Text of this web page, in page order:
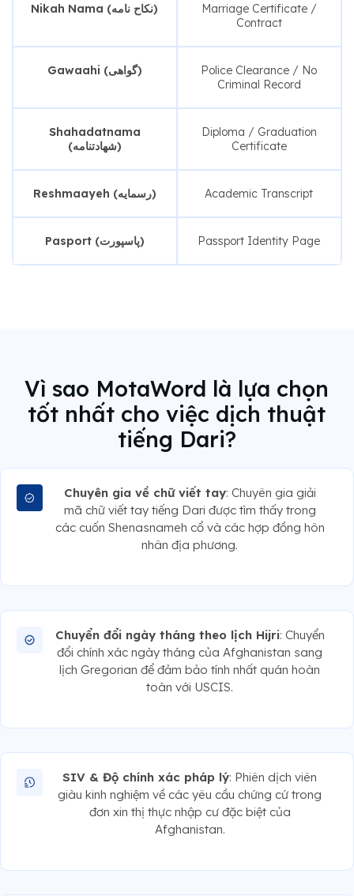
Nikah Nama (نکاح نامه)
Marriage Certificate /
Contract
Gawaahi (گواهی)
Police Clearance / No
Criminal Record
Shahadatnama
(شهادتنامه)
Diploma / Graduation
Certificate
Reshmaayeh (رسمایه) Academic Transcript
Pasport (پاسپورت) Passport Identity Page
Vì sao MotaWord là lựa chọn
tốt nhất cho việc dịch thuật
tiếng Dari?
Chuyên gia về chữ viết tay: Chuyên gia giải
mã chữ viết tay tiếng Dari được tìm thấy trong
các cuốn Shenasnameh cổ và các hợp đồng hôn
nhân địa phương.
Chuyển đổi ngày tháng theo lịch Hijri: Chuyển
đổi chính xác ngày tháng của Afghanistan sang
lịch Gregorian để đảm bảo tính nhất quán hoàn
toàn với USCIS.
SIV & Độ chính xác pháp lý: Phiên dịch viên
giàu kinh nghiệm về các yêu cầu chứng cứ trong
đơn xin thị thực nhập cư đặc biệt của
Afghanistan.